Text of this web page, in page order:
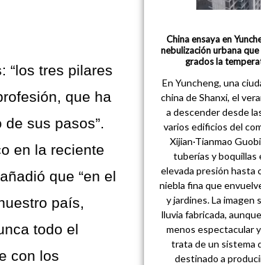
“los tres pilares
que ha
sus pasos”.
en la reciente
que “en el
país,
todo el
con los
China ensaya en
nebulización urbana
grados la
En Yuncheng, una
china de Shanxi, el
a descender desde
varios edificios del
Xijian·Tianmao
tuberías y boquillas
elevada presión hasta
niebla fina que
y jardines. La imagen
lluvia fabricada,
menos espectacular
trata de un sistema
destinado a